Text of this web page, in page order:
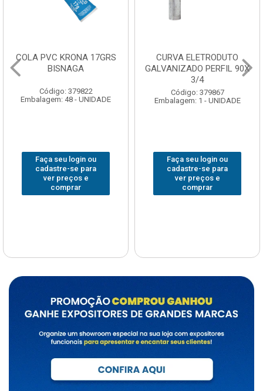
COLA PVC KRONA 17GRS
BISNAGA
Código: 379822
Embalagem: 48 - UNIDADE
Faça seu login ou
cadastre-se para
ver preços e
comprar
CURVA ELETRODUTO
GALVANIZADO PERFIL 90X
3/4
Código: 379867
Embalagem: 1 - UNIDADE
Faça seu login ou
cadastre-se para
ver preços e
comprar